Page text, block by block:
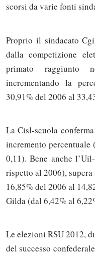
scorsi da varie fonti
Proprio il sindacato
dalla competizione
primato raggiunto
incrementando la
30,91% del 2006 al
La Cisl-scuola
incremento
0,11). Bene anche
rispetto al 2006),
16,85% del 2006 al
Gilda (dal 6,42% al
Le elezioni RSU 2012,
del successo